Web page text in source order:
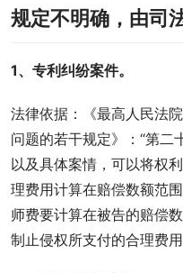
规定不明确，由司
1、专利纠纷案件。
法律依据：《最高人民法
问题的若干规定》：“第二
以及具体案情，可以将权
理费用计算在赔偿数额范
师费要计算在被告的赔偿
制止侵权所支付的合理费用